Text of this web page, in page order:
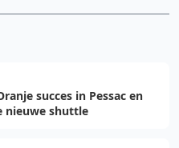
succes in Pessac en
nieuwe shuttle